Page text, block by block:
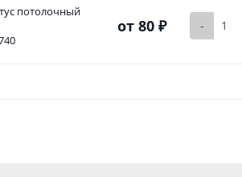
потолочный
от 80 ₽ -